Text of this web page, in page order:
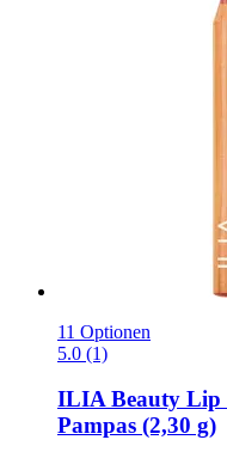
11 Optionen
5.0 (1)
ILIA Beauty Lip
Pampas (2,30 g)